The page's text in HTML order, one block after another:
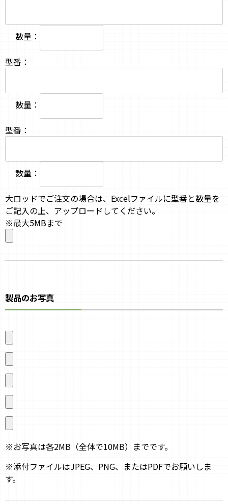
数量：
型番：
数量：
型番：
数量：
大ロッドでご注文の場合は、Excelファイルに型番と数量を
ご記入の上、アップロードしてください。
※最大5MBまで
製品のお写真
※お写真は各2MB（全体で10MB）までです。
※添付ファイルはJPEG、PNG、またはPDFでお願いしま
す。